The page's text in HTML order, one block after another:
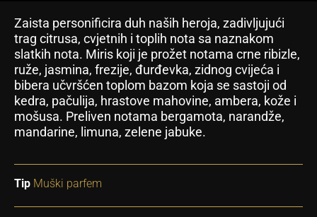
Zaista personificira duh naših heroja, zadivljujući
trag citrusa, cvjetnih i toplih nota sa naznakom
slatkih nota. Miris koji je prožet notama crne ribizle,
ruže, jasmina, frezije, đurđevka, zidnog cvijeća i
bibera učvršćen toplom bazom koja se sastoji od
kedra, pačulija, hrastove mahovine, ambera, kože i
mošusa. Preliven notama bergamota, narandže,
mandarine, limuna, zelene jabuke.
Tip Muški parfem